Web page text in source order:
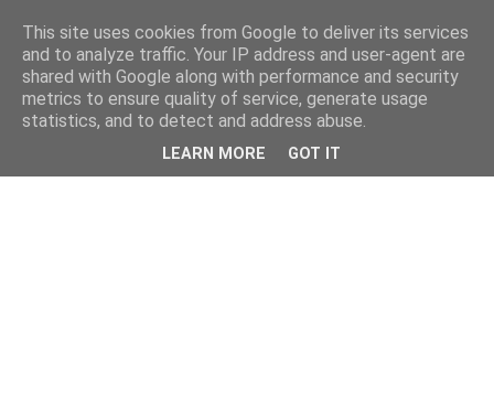
This site uses cookies from Google to deliver its services
and to analyze traffic. Your IP address and user-agent are
shared with Google along with performance and security
metrics to ensure quality of service, generate usage
statistics, and to detect and address abuse.
LEARN MORE GOT IT